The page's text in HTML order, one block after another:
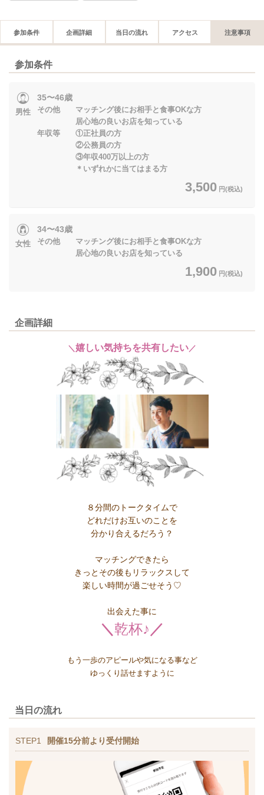
参加条件 企画詳細 当日の流れ アクセス 注意事項
参加条件
男性
35〜46歳
その他 マッチング後にお相手と食事OKな方
居心地の良いお店を知っている
年収等 ①正社員の方
②公務員の方
③年収400万以上の方
＊いずれかに当てはまる方
3,500 円(税込)
女性
34〜43歳
その他 マッチング後にお相手と食事OKな方
居心地の良いお店を知っている
1,900 円(税込)
企画詳細
＼ 嬉しい気持ちを共有したい ／
８分間のトークタイムで
どれだけお互いのことを
分かり合えるだろう？
マッチングできたら
きっとその後もリラックスして
楽しい時間が過ごせそう♡
出会えた事に
＼ 乾杯♪ ／
もう一歩のアピールや気になる事など
ゆっくり話せますように
当日の流れ
STEP1 開催15分前より受付開始